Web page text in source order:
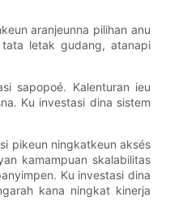
aranjeunna pilihan anu
letak gudang, atanapi
sapopoé. Kalenturan ieu
Ku investasi dina sistem
pikeun ningkatkeun aksés
kamampuan skalabilitas
Ku investasi dina
kana ningkat kinerja